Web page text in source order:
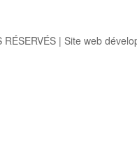
RÉSERVÉS | Site web